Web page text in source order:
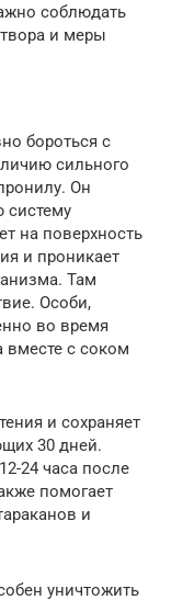
соблюдать
и меры
бороться с
сильного
Он
систему
на поверхность
и проникает
Там
Особи,
во время
вместе с соком
и сохраняет
30 дней.
24 часа после
помогает
и
уничтожить